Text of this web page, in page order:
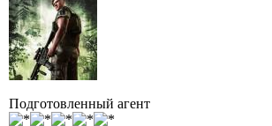
Подготовленный агент